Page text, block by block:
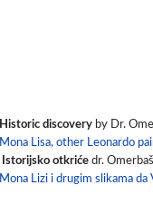
Historic discovery by Dr.
Mona Lisa, other Leonardo
Istorijsko otkriće dr.
Mona Lizi i drugim slikama da